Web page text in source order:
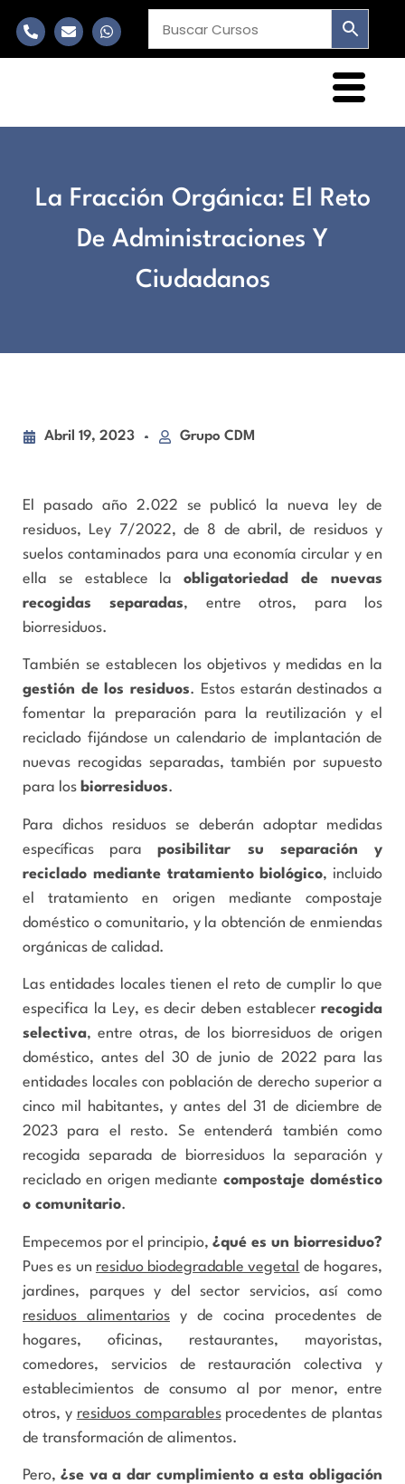
La Fracción Orgánica: El Reto
De Administraciones Y
Ciudadanos
Abril 19, 2023 Grupo CDM
El pasado año 2.022 se publicó la nueva ley de
residuos, Ley 7/2022, de 8 de abril, de residuos y
suelos contaminados para una economía circular y en
ella se establece laobligatoriedad de nuevas
recogidas separadas, entre otros, para los
biorresiduos.
También se establecen los objetivos y medidas en la
gestión de los residuos. Estos estarán destinados a
fomentar la preparación para la reutilización y el
reciclado fijándose un calendario de implantación de
nuevas recogidas separadas, también por supuesto
para los biorresiduos.
Para dichos residuos se deberán adoptar medidas
específicas paraposibilitar su separación y
reciclado mediante tratamiento biológico, incluido
el tratamiento en origen mediante compostaje
doméstico o comunitario, y la obtención de enmiendas
orgánicas de calidad.
Las entidades locales tienen el reto de cumplir lo que
especifica la Ley, es decir deben establecer recogida
selectiva, entre otras, de los biorresiduos de origen
doméstico, antes del 30 de junio de 2022 para las
entidades locales con población de derecho superior a
cinco mil habitantes, y antes del 31 de diciembre de
2023 para el resto. Se entenderá también como
recogida separada de biorresiduos la separación y
reciclado en origen mediante compostaje doméstico
o comunitario.
Empecemos por el principio, ¿qué es un biorresiduo?
Pues es un residuo biodegradable vegetal de hogares,
jardines, parques y del sector servicios, así como
residuos alimentarios y de cocina procedentes de
hogares, oficinas, restaurantes, mayoristas,
comedores, servicios de restauración colectiva y
establecimientos de consumo al por menor, entre
otros, y residuos comparablesprocedentes de plantas
de transformación de alimentos.
Pero, ¿se va a dar cumplimiento a esta obligación